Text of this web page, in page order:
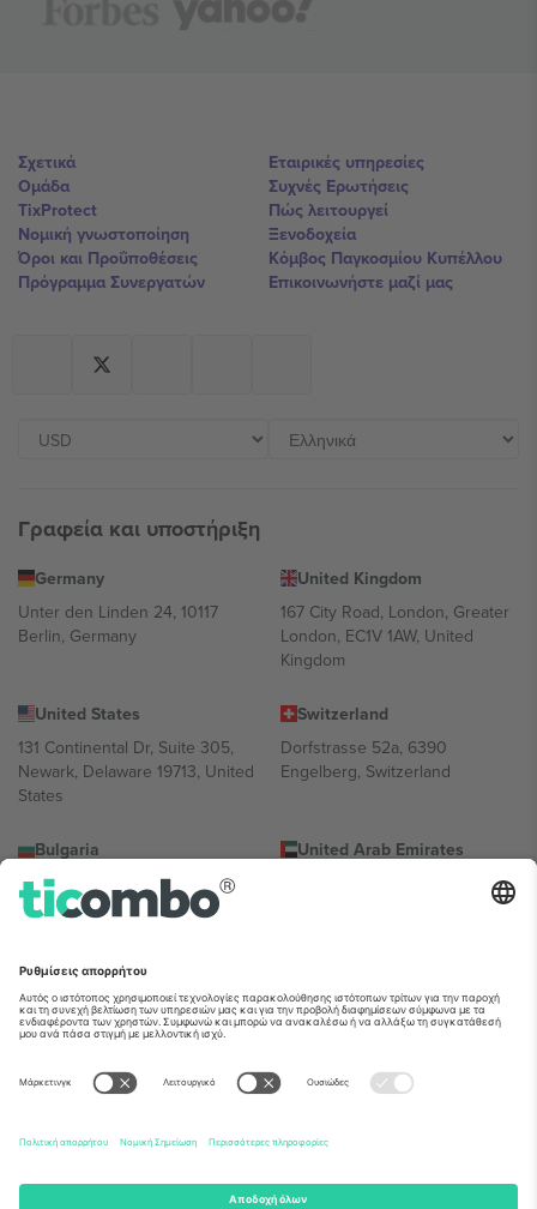
Σχετικά
Ομάδα
TixProtect
Νομική γνωστοποίηση
Όροι και Προΰποθέσεις
Πρόγραμμα Συνεργατών
Εταιρικές υπηρεσίες
Συχνές Ερωτήσεις
Πώς λειτουργεί
Ξενοδοχεία
Κόμβος Παγκοσμίου Κυπέλλου
Επικοινωνήστε μαζί μας
Γραφεία και υποστήριξη
Germany
Unter den Linden 24, 10117
Berlin, Germany
United Kingdom
167 City Road, London, Greater
London, EC1V 1AW, United
Kingdom
United States
131 Continental Dr, Suite 305,
Newark, Delaware 19713, United
States
Switzerland
Dorfstrasse 52a, 6390
Engelberg, Switzerland
Bulgaria
Regus Sofia City West, bul
Totleben 53-55, 1606 Sofia,
United Arab Emirates
UAE Dubai Silicon Oasis, DDP
Building A1, Office 302, Dubai,
Mexico
Av Chapultepec 360, Roma
Norte, Cuauhtémoc, 06700
Ciudad de México, CDMX,
Mexico
Η νομική οντότητα του παρόχου πλατφόρμας ενδέχεται να
τομέα. Για λεπτομέρειες ανατρέξτε στη σελίδα της συγκεκριμένης